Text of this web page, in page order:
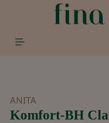
springen
ANITA
Komfort-BH